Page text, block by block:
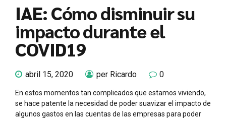
IAE: Cómo disminuir su
impacto durante el
COVID19
abril 15, 2020 per Ricardo 0
En estos momentos tan complicados que estamos viviendo,
se hace patente la necesidad de poder suavizar el impacto de
algunos gastos en las cuentas de las empresas para poder